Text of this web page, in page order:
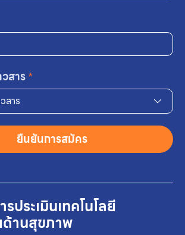
ประเมินเทคโนโลยี
ด้านสุขภาพ
สาร*
สาร
ยืนยันการสมัคร